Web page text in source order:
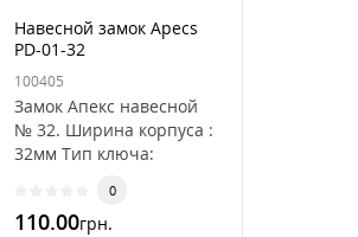
Навесной замок Apecs
PD-01-32
100405
Замок Апекс навесной
№ 32. Ширина корпуса :
32мм Тип ключа:
Комплектуется тремя
ключами. Ключи
0
110.00грн.